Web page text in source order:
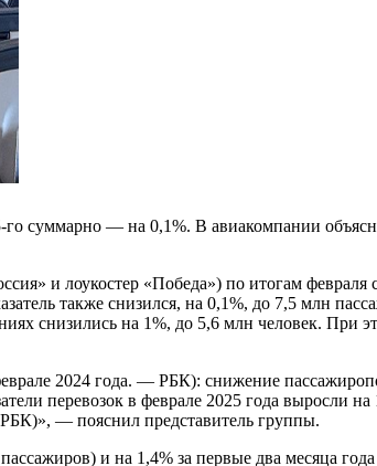
суммарно — на 0,1%. В авиакомпании
и лоукостер «Победа») по итогам февраля
также снизился, на 0,1%, до 7,5 млн
снизились на 1%, до 5,6 млн человек.
2024 года. — РБК): снижение
перевозок в феврале 2025 года выросли
— пояснил представитель группы.
и на 1,4% за первые два месяца